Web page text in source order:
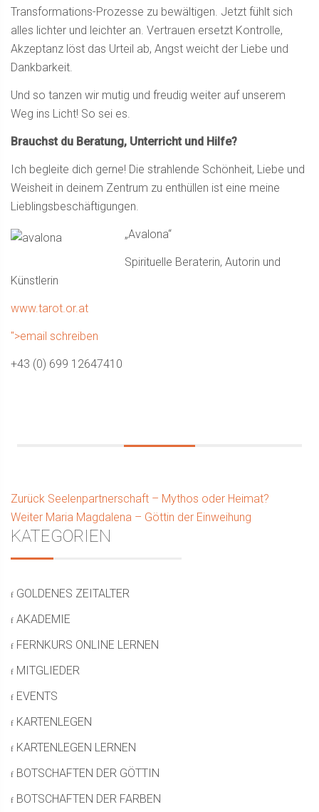
Transformations-Prozesse zu bewältigen. Jetzt fühlt sich
alles lichter und leichter an. Vertrauen ersetzt Kontrolle,
Akzeptanz löst das Urteil ab, Angst weicht der Liebe und
Dankbarkeit.
Und so tanzen wir mutig und freudig weiter auf unserem
Weg ins Licht! So sei es.
Brauchst du Beratung, Unterricht und Hilfe?
Ich begleite dich gerne! Die strahlende Schönheit, Liebe und
Weisheit in deinem Zentrum zu enthüllen ist eine meine
Lieblingsbeschäftigungen.
„Avalona“
Spirituelle Beraterin, Autorin und
Künstlerin
www.tarot.or.at
">email schreiben
+43 (0) 699 12647410
Beitragsnavigation
Zurück Vorhergehender
Beitrag:
Seelenpartnerschaft – Mythos oder Heimat?
Weiter Nächster
Beitrag:
Maria Magdalena – Göttin der Einweihung
Seitenleiste
KATEGORIEN
GOLDENES ZEITALTER
AKADEMIE
FERNKURS ONLINE LERNEN
MITGLIEDER
EVENTS
KARTENLEGEN
KARTENLEGEN LERNEN
BOTSCHAFTEN DER GÖTTIN
BOTSCHAFTEN DER FARBEN